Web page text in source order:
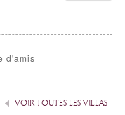
d'amis
VOIR TOUTES LES VILLAS